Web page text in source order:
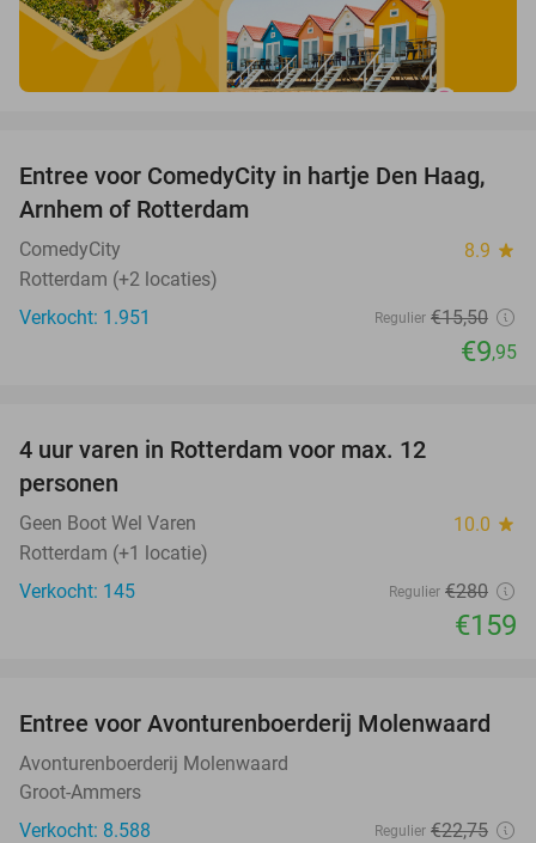
36%
Entree voor ComedyCity in hartje Den Haag,
Arnhem of Rotterdam
ComedyCity 8.9 star
Rotterdam (+2 locaties)
Verkocht: 1.951
Regulier €15,50
€9,95
4 uur varen in Rotterdam voor max. 12
personen
Geen Boot Wel Varen 10.0 star
Rotterdam (+1 locatie)
Verkocht: 145
Regulier €280
€159
27%
Entree voor Avonturenboerderij Molenwaard
Avonturenboerderij Molenwaard
Groot-Ammers
Verkocht: 8.588
Regulier €22,75